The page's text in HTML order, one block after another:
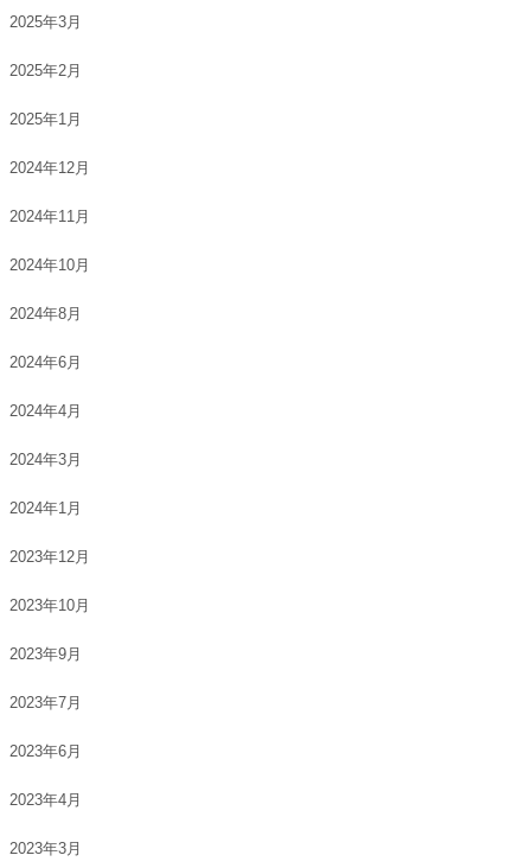
2025年3月
2025年2月
2025年1月
2024年12月
2024年11月
2024年10月
2024年8月
2024年6月
2024年4月
2024年3月
2024年1月
2023年12月
2023年10月
2023年9月
2023年7月
2023年6月
2023年4月
2023年3月